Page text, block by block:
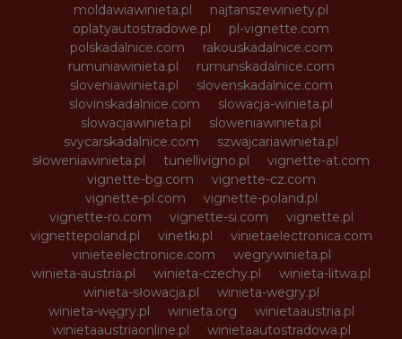
moldawiawinieta.pl
najtanszewiniety.pl
oplatyautostradowe.pl
pl-vignette.com
polskadalnice.com
rakouskadalnice.com
rumuniawinieta.pl
rumunskadalnice.com
sloveniawinieta.pl
slovenskadalnice.com
slovinskadalnice.com
slowacja-winieta.pl
slowacjawinieta.pl
sloweniawinieta.pl
svycarskadalnice.com
szwajcariawinieta.pl
słoweniawinieta.pl
tunellivigno.pl
vignette-at.com
vignette-bg.com
vignette-cz.com
vignette-pl.com
vignette-poland.pl
vignette-ro.com
vignette-si.com
vignette.pl
vignettepoland.pl
vinetki.pl
vinietaelectronica.com
vinieteelectronice.com
wegrywinieta.pl
winieta-austria.pl
winieta-czechy.pl
winieta-litwa.pl
winieta-słowacja.pl
winieta-wegry.pl
winieta-węgry.pl
winieta.org
winietaaustria.pl
winietaaustriaonline.pl
winietaautostradowa.pl